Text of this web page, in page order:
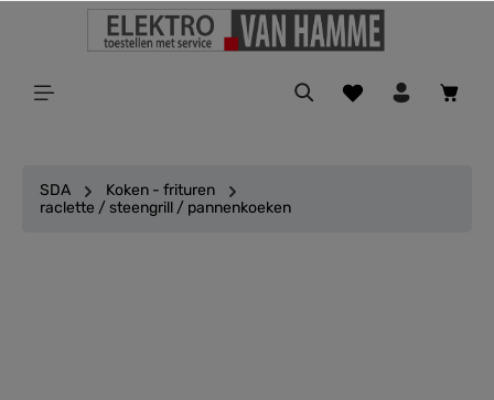
SDA
Koken - frituren
raclette / steengrill / pannenkoeken